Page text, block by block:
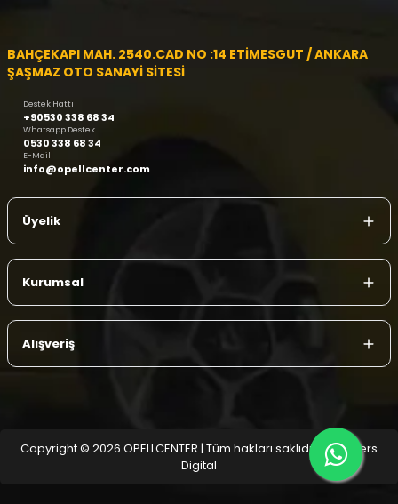
BAHÇEKAPI MAH. 2540.CAD NO :14 ETİMESGUT / ANKARA
ŞAŞMAZ OTO SANAYİ SİTESİ
Destek Hattı
+90530 338 68 34
Whatsapp Destek
0530 338 68 34
E-Mail
info@opellcenter.com
Üyelik
Kurumsal
Alışveriş
Copyright © 2026 OPELLCENTER | Tüm hakları saklıdır.
| Reliefers
Digital